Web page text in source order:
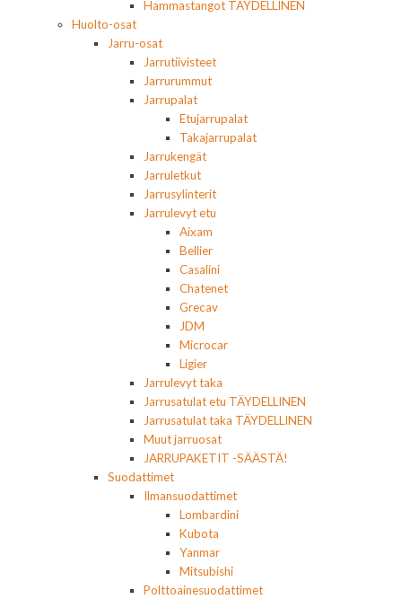
Hammastangot TÄYDELLINEN
Huolto-osat
Jarru-osat
Jarrutiivisteet
Jarrurummut
Jarrupalat
Etujarrupalat
Takajarrupalat
Jarrukengät
Jarruletkut
Jarrusylinterit
Jarrulevyt etu
Aixam
Bellier
Casalini
Chatenet
Grecav
JDM
Microcar
Ligier
Jarrulevyt taka
Jarrusatulat etu TÄYDELLINEN
Jarrusatulat taka TÄYDELLINEN
Muut jarruosat
JARRUPAKETIT -SÄÄSTÄ!
Suodattimet
Ilmansuodattimet
Lombardini
Kubota
Yanmar
Mitsubishi
Polttoainesuodattimet